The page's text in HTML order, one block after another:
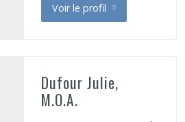
Voir le profil
de Dubois Josée
Dufour Julie,
M.O.A.